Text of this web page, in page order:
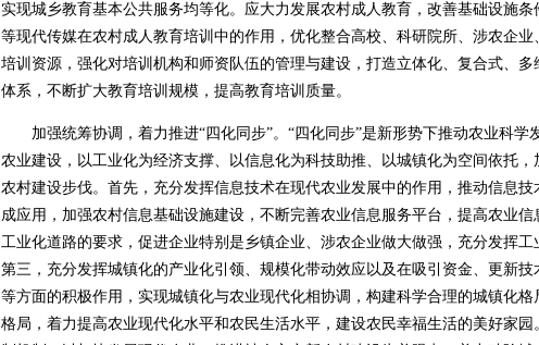
实现城乡教育基本公共服务均等化。应大力发展农村成人教育，改善基础设施
等现代传媒在农村成人教育培训中的作用，优化整合高校、科研院所、涉农企
培训资源，强化对培训机构和师资队伍的管理与建设，打造立体化、复合式、多
体系，不断扩大教育培训规模，提高教育培训质量。
加强统筹协调，着力推进“四化同步”。“四化同步”是新形势下推动农业科学
农业建设，以工业化为经济支撑、以信息化为科技助推、以城镇化为空间依托
农村建设步伐。首先，充分发挥信息技术在现代农业发展中的作用，推动信息
成应用，加强农村信息基础设施建设，不断完善农业信息服务平台，提高农业
工业化道路的要求，促进企业特别是乡镇企业、涉农企业做大做强，充分发挥工
第三，充分发挥城镇化的产业化引领、规模化带动效应以及在吸引资金、更新
等方面的积极作用，实现城镇化与农业现代化相协调，构建科学合理的城镇化
格局，着力提高农业现代化水平和农民生活水平，建设农民幸福生活的美好家园